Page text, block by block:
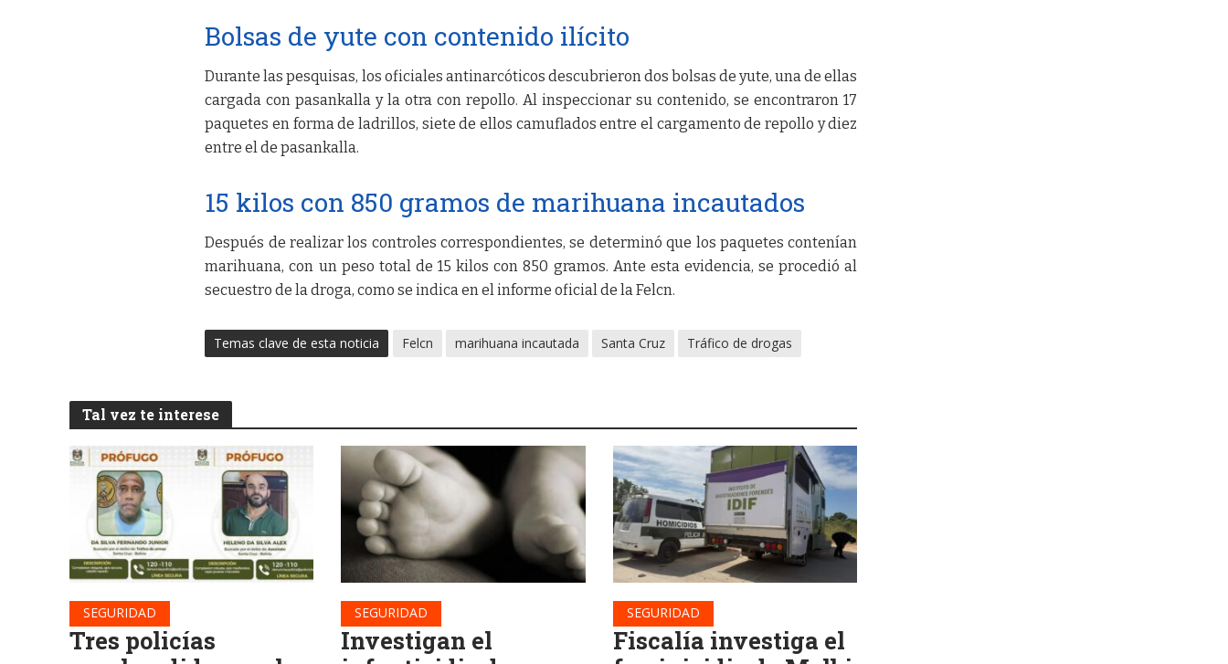
Bolsas de yute con contenido ilícito
Durante las pesquisas, los oficiales antinarcóticos descubrieron dos bolsas de yute, una de ellas
cargada con pasankalla y la otra con repollo. Al inspeccionar su contenido, se encontraron 17
paquetes en forma de ladrillos, siete de ellos camuflados entre el cargamento de repollo y diez
entre el de pasankalla.
15 kilos con 850 gramos de marihuana incautados
Después de realizar los controles correspondientes, se determinó que los paquetes contenían
marihuana, con un peso total de 15 kilos con 850 gramos. Ante esta evidencia, se procedió al
secuestro de la droga, como se indica en el informe oficial de la Felcn.
Temas clave de esta noticia Felcn marihuana incautada Santa Cruz Tráfico de drogas
Tal vez te interese
SEGURIDAD
Tres policías
SEGURIDAD
Investigan el
SEGURIDAD
Fiscalía investiga el